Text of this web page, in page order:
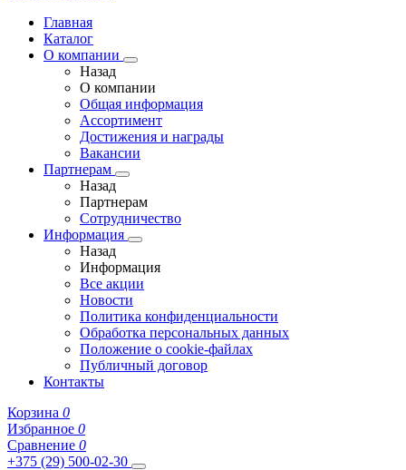
Главная
Каталог
О компании
Назад
О компании
Общая информация
Ассортимент
Достижения и награды
Вакансии
Партнерам
Назад
Партнерам
Сотрудничество
Информация
Назад
Информация
Все акции
Новости
Политика конфиденциальности
Обработка персональных данных
Положение о cookie-файлах
Публичный договор
Контакты
Корзина 0
Избранное 0
Сравнение 0
+375 (29) 500-02-30